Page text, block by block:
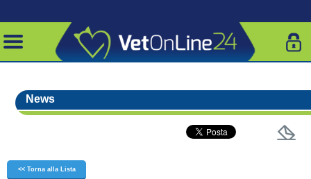
News
<< Torna alla Lista